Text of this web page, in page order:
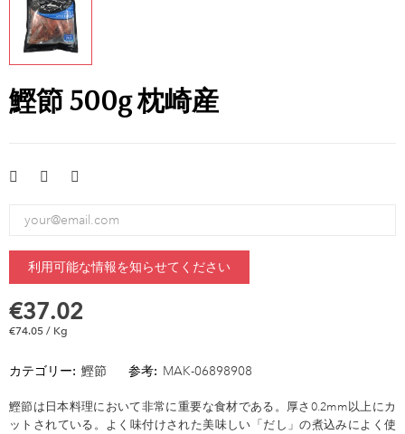
鰹節 500g 枕崎産
利用可能な情報を知らせてください
€37.02
€74.05 / Kg
カテゴリー: 鰹節 参考: MAK-06898908
鰹節は日本料理において非常に重要な食材である。厚さ0.2mm以上にカ
ットされている。よく味付けされた美味しい「だし」の煮込みによく使